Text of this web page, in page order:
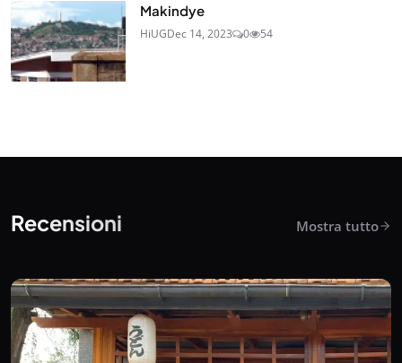
Makindye
HiUGDec 14, 2023 0 54
Recensioni Mostra tutto